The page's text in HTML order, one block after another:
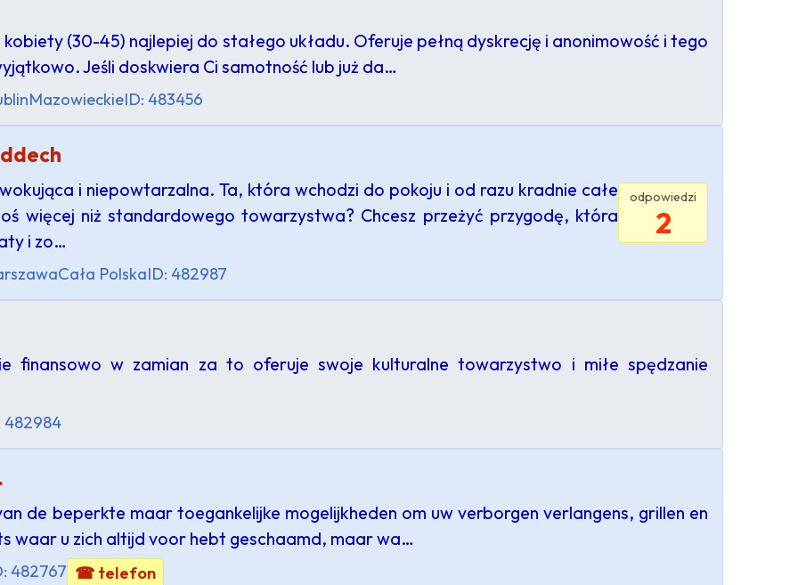
(30-45) najlepiej do stałego układu. Oferuje pełną dyskrecję i anonimowość i tego
Jeśli doskwiera Ci samotność lub już da…
MazowieckieID: 483456
i niepowtarzalna. Ta, która wchodzi do pokoju i od razu kradnie całe
więcej niż standardowego towarzystwa? Chcesz przeżyć przygodę, która
i zo…
Cała PolskaID: 482987
odpowiedzi
2
finansowo w zamian za to oferuje swoje kulturalne towarzystwo i miłe spędzanie
482984
de beperkte maar toegankelijke mogelijkheden om uw verborgen verlangens, grillen en
waar u zich altijd voor hebt geschaamd, maar wa…
482767 ☎ telefon